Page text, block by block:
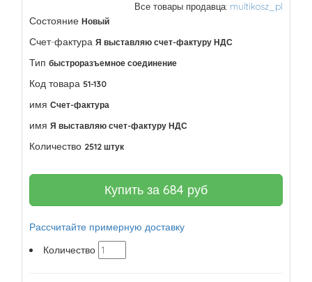
Все товары продавца: multikosz_pl
Состояние Новый
Счет-фактура Я выставляю счет-фактуру НДС
Тип быстроразъемное соединение
Код товара 51-130
имя Счет-фактура
имя Я выставляю счет-фактуру НДС
Количество 2512 штук
Купить за 684 руб
Рассчитайте примерную доставку
Количество